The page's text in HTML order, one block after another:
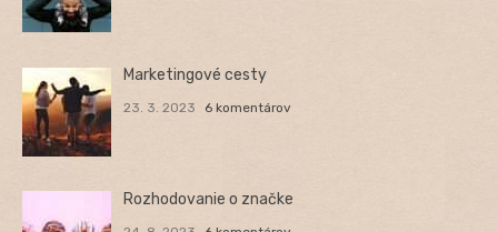
Marketingové cesty
23. 3. 2023 6 komentárov
Rozhodovanie o značke